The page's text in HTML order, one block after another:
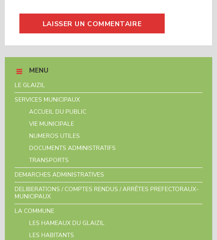
MENU
LE GLAIZIL
SERVICES MUNICIPAUX
ACCUEIL DU PUBLIC
VIE MUNICIPALE
NUMEROS UTILES
DOCUMENTS ADMINISTRATIFS
TRANSPORTS
DEMARCHES ADMINISTRATIVES
DELIBERATIONS / COMPTES RENDUS / ARRÊTES PREFECTORAUX-
MUNICIPAUX
LA COMMUNE
LES HAMEAUX DU GLAIZIL
LES HABITANTS